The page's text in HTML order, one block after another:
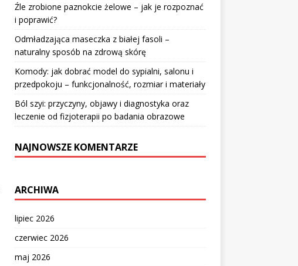
Źle zrobione paznokcie żelowe – jak je rozpoznać
i poprawić?
Odmładzająca maseczka z białej fasoli –
naturalny sposób na zdrową skórę
Komody: jak dobrać model do sypialni, salonu i
przedpokoju – funkcjonalność, rozmiar i materiały
Ból szyi: przyczyny, objawy i diagnostyka oraz
leczenie od fizjoterapii po badania obrazowe
NAJNOWSZE KOMENTARZE
ARCHIWA
lipiec 2026
czerwiec 2026
maj 2026